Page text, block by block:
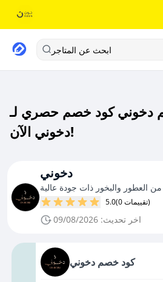
ابحث عن المتاجر
دخوني كود خصم حصري لـ
دخوني الآن!
دخوني
العطور والبخور ذات جودة عالية
5.0 (0 تقييمات)
اخر تحديث: 09/08/2026
كود خصم دخوني